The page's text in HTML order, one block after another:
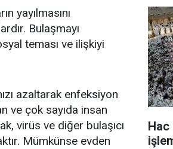
yayılmasını
Bulaşmayı
teması ve ilişkiyi
azaltarak enfeksiyon
ve çok sayıda insan
virüs ve diğer bulaşıcı
Mümkünse evden
Hac